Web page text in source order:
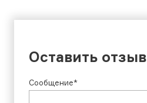
Оставить отзыв
Сообщение*